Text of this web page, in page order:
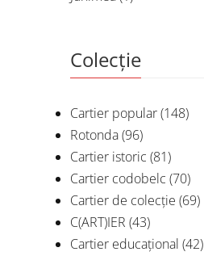
Colecție
Cartier popular(148)
Rotonda(96)
Cartier istoric (81)
Cartier codobelc (70)
Cartier de colecție (69)
C(ART)IER (43)
Cartier educațional (42)